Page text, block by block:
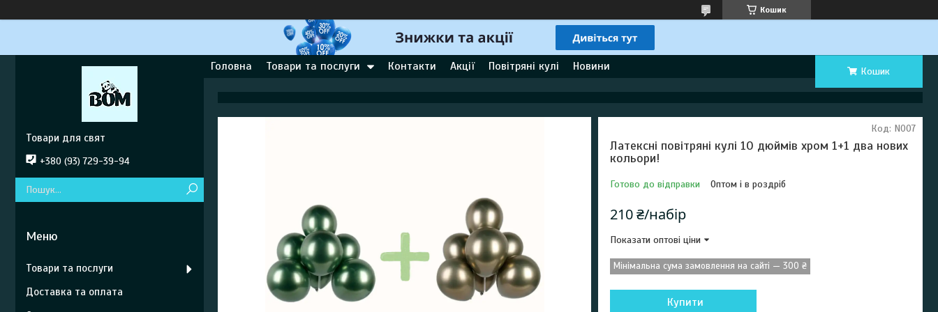
Кошик
Головна Товари та послуги Контакти Акції Повітряні кулі Новини Кошик
Латексні повітряні кулі 10 дюймів хром 1+1 два нових
кольори!
Готово до відправки Оптом і в роздріб
Код: N007
210 ₴/набір
Показати оптові ціни
Мінімальна сума замовлення на сайті — 300 ₴
Купити
Товари для свят
+380 (93) 729-39-94
Товари та послуги
Доставка та оплата